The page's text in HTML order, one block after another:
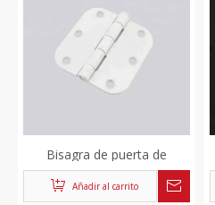
Bisagra de puerta de
madera redonda elegante
de baño de dormitorio de
Añadir al carrito